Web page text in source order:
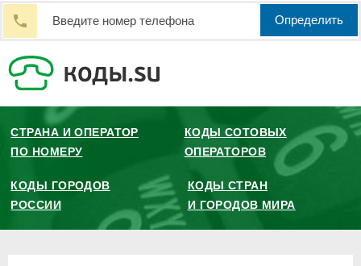
Определить
СТРАНА И ОПЕРАТОР
ПО НОМЕРУ
КОДЫ СОТОВЫХ
ОПЕРАТОРОВ
КОДЫ ГОРОДОВ
РОССИИ
КОДЫ СТРАН
И ГОРОДОВ МИРА